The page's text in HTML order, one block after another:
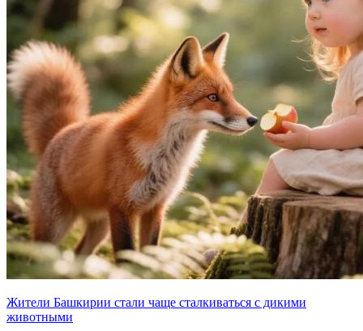
Жители Башкирии стали чаще сталкиваться с дикими
животными